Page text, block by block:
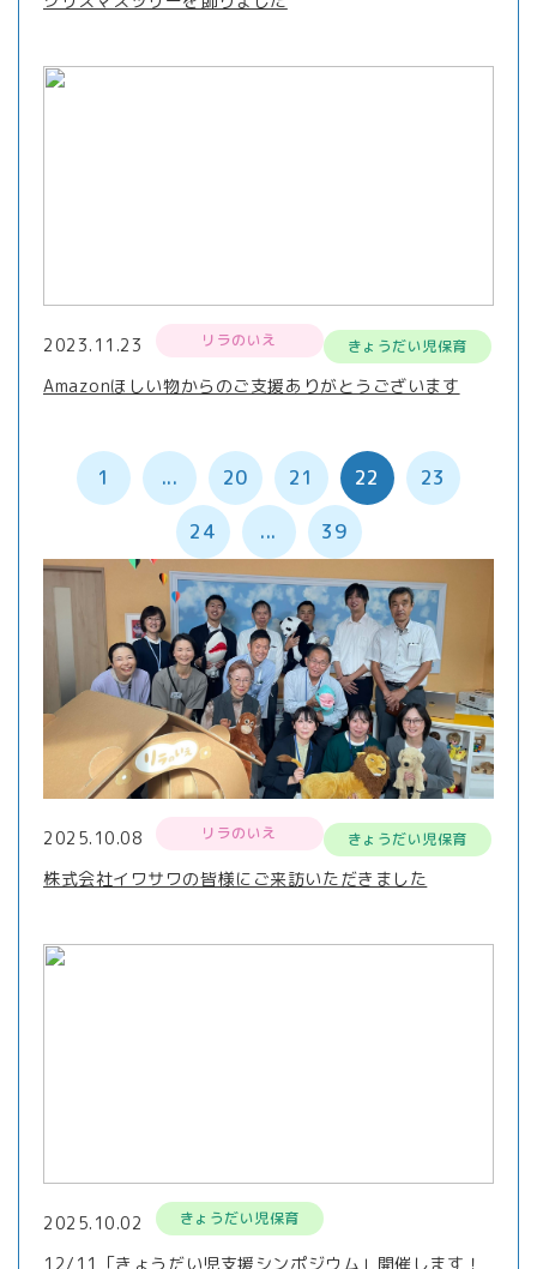
2023.11.23 リラのいえ きょうだい児保育
Amazonほしい物からのご支援ありがとうございます
1 ... 20 21 22 23
24 ... 39
2025.10.08 リラのいえ きょうだい児保育
株式会社イワサワの皆様にご来訪いただきました
2025.10.02 きょうだい児保育
12/11「きょうだい児支援シンポジウム」開催します！